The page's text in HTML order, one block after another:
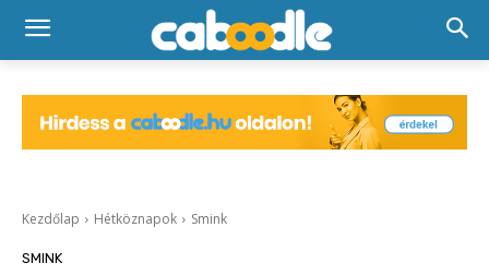
Kezdőlap Hétköznapok Smink
SMINK